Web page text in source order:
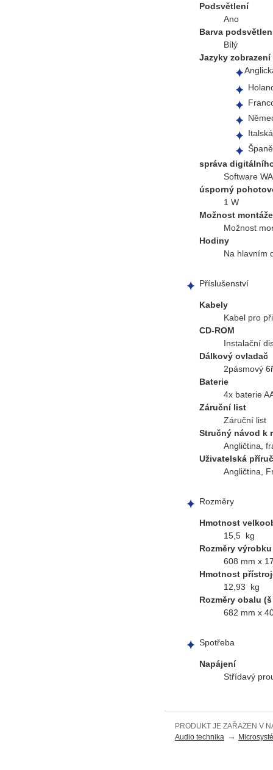
Podsvětlení
Ano
Barva
Bílý
Jazyky
Italská
správa
Software
úsporný
1 W
Možnost
Možnost
Hodiny
Na hlavním
Příslušenství
Kabely
Kabel pro
CD-ROM
Instalační
Dálkový ovladač
2pásmový
Baterie
4x baterie
Záruční list
Záruční list
Stručný návod k
Angličtina,
Uživatelská
Angličtina,
Rozměry
Hmotnost
15,5 kg
Rozměry výrobku
608 mm x
Hmotnost
12,93 kg
Rozměry obalu
682 mm x
Spotřeba
Napájení
Střídavý
PRODUKT JE ZAŘAZEN V
Audio technika →